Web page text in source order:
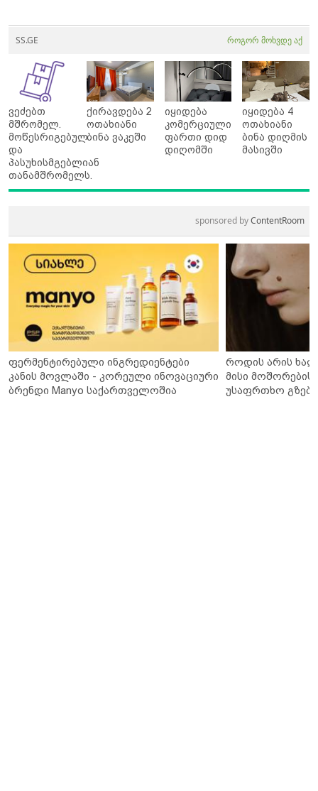
SS.GE როგორ მოხვდე აქ
ვეძებთ
მშრომელ.
მოწესრიგებულ
და
პასუხისმგებლიან
თანამშრომელს.
ქირავდება 2
ოთახიანი
ბინა ვაკეში
იყიდება
კომერციული
ფართი დიდ
დიღომში
იყიდება 4
ოთახიანი
ბინა დიღმის
მასივში
sponsored byContentRoom
ფერმენტირებული ინგრედიენტები
კანის მოვლაში - კორეული ინოვაციური
ბრენდი Manyo საქართველოშია
როდის არის
მისი მოშორების
უსაფრთხო გზები